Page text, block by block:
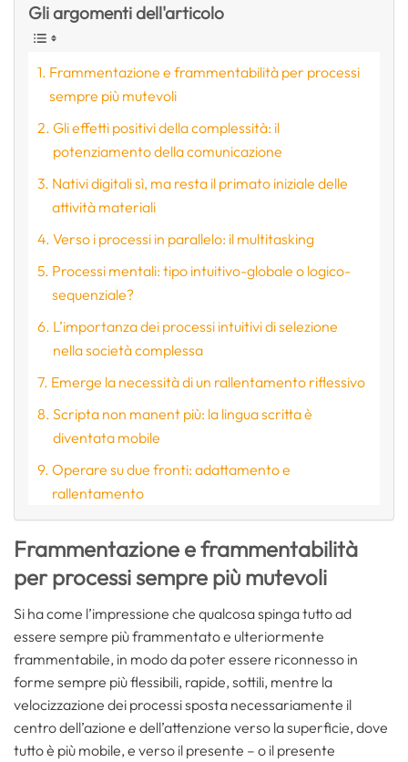
Gli argomenti dell'articolo
Frammentazione e frammentabilità per processi
sempre più mutevoli
Gli effetti positivi della complessità: il
potenziamento della comunicazione
Nativi digitali sì, ma resta il primato iniziale delle
attività materiali
Verso i processi in parallelo: il multitasking
Processi mentali: tipo intuitivo-globale o logico-
sequenziale?
L’importanza dei processi intuitivi di selezione
nella società complessa
Emerge la necessità di un rallentamento riflessivo
Scripta non manent più: la lingua scritta è
diventata mobile
Operare su due fronti: adattamento e
rallentamento
Frammentazione e frammentabilità
per processi sempre più mutevoli
Si ha come l’impressione che qualcosa spinga tutto ad
essere sempre più frammentato e ulteriormente
frammentabile, in modo da poter essere riconnesso in
forme sempre più flessibili, rapide, sottili, mentre la
velocizzazione dei processi sposta necessariamente il
centro dell’azione e dell’attenzione verso la superficie, dove
tutto è più mobile, e verso il presente – o il presente